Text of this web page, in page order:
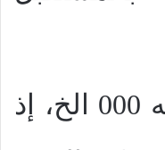
النهائي لملكوت الله 000 الخ، إذ